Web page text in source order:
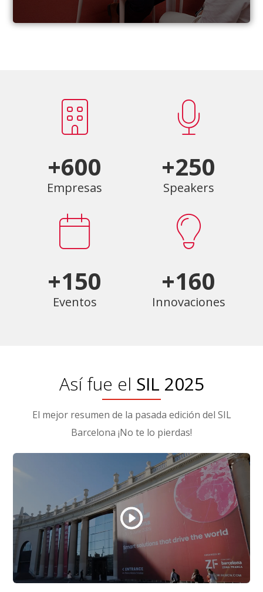
+600
Empresas
+250
Speakers
+150
Eventos
+160
Innovaciones
Así fue el SIL 2025
El mejor resumen de la pasada edición del SIL
Barcelona ¡No te lo pierdas!